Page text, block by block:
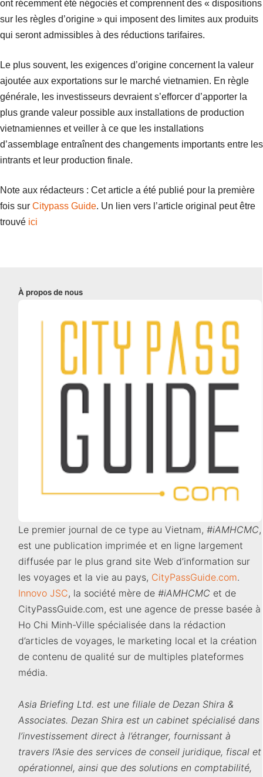
ont récemment été négociés et comprennent des « dispositions
sur les règles d’origine » qui imposent des limites aux produits
qui seront admissibles à des réductions tarifaires.
Le plus souvent, les exigences d’origine concernent la valeur
ajoutée aux exportations sur le marché vietnamien. En règle
générale, les investisseurs devraient s’efforcer d’apporter la
plus grande valeur possible aux installations de production
vietnamiennes et veiller à ce que les installations
d’assemblage entraînent des changements importants entre les
intrants et leur production finale.
Note aux rédacteurs : Cet article a été publié pour la première
fois sur Citypass Guide. Un lien vers l’article original peut être
trouvé ici
À propos de nous
Le premier journal de ce type au Vietnam, #iAMHCMC,
est une publication imprimée et en ligne largement
diffusée par le plus grand site Web d’information sur
les voyages et la vie au pays, CityPassGuide.com.
Innovo JSC, la société mère de #iAMHCMC et de
CityPassGuide.com, est une agence de presse basée à
Ho Chi Minh-Ville spécialisée dans la rédaction
d’articles de voyages, le marketing local et la création
de contenu de qualité sur de multiples plateformes
média.
Asia Briefing Ltd. est une filiale de Dezan Shira &
Associates. Dezan Shira est un cabinet spécialisé dans
l’investissement direct à l’étranger, fournissant à
travers l’Asie des services de conseil juridique, fiscal et
opérationnel, ainsi que des solutions en comptabilité,